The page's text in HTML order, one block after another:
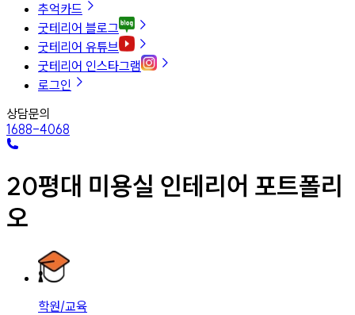
추억카드
굿테리어 블로그
굿테리어 유튜브
굿테리어 인스타그램
로그인
상담문의
1688-4068
20평대 미용실 인테리어 포트폴리
오
학원/교육